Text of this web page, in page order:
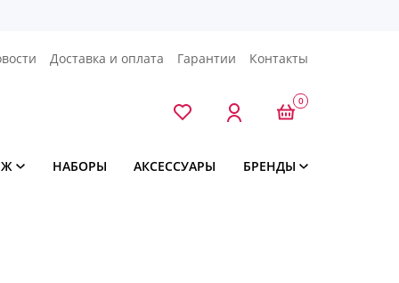
Доставка и оплата Гарантии Контакты
0
НАБОРЫ АКСЕССУАРЫ БРЕНДЫ